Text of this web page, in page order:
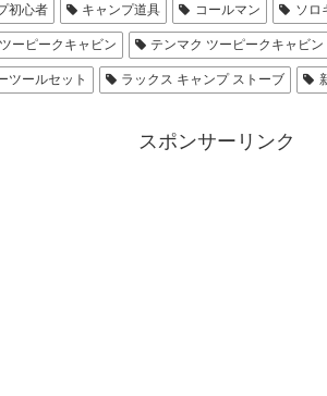
初心者 キャンプ道具 コールマン ソロ
ツーピークキャビン テンマク ツーピークキャビン
ツールセット ラックス キャンプ ストーブ
スポンサーリンク